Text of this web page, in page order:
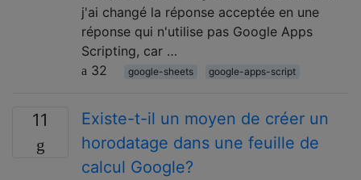
j'ai changé la réponse acceptée en une
réponse qui n'utilise pas Google Apps
Scripting, car …
32
google-sheets google-apps-script
11
Existe-t-il un moyen de créer un
horodatage dans une feuille de
calcul Google?